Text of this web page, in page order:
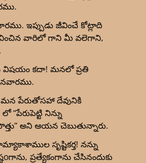
ఇప్పుడు జీవించే కోట్లాది
వారిలో గాని మీ వలెగాని,
విషయం కదా! మనలో ప్రతి
మన పేరుతోసహా దేవునికి
నిన్ను
అని ఆయన చెబుతున్నారు.
సృష్టికర్త! నన్ను
ప్రత్యేకంగాను చేసినందుకు